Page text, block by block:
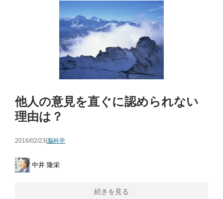
他人の意見を直ぐに認められない
理由は？
2016/02/23|脳科学
中井 隆栄
続きを見る